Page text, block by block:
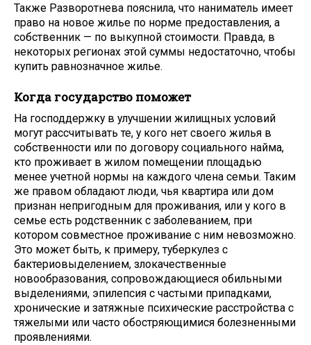
Также Разворотнева пояснила, что наниматель имеет
право на новое жилье по норме предоставления, а
собственник — по выкупной стоимости. Правда, в
некоторых регионах этой суммы недостаточно, чтобы
купить равнозначное жилье.
Когда государство поможет
На господдержку в улучшении жилищных условий
могут рассчитывать те, у кого нет своего жилья в
собственности или по договору социального найма,
кто проживает в жилом помещении площадью
менее учетной нормы на каждого члена семьи. Таким
же правом обладают люди, чья квартира или дом
признан непригодным для проживания, или у кого в
семье есть родственник с заболеванием, при
котором совместное проживание с ним невозможно.
Это может быть, к примеру, туберкулез с
бактериовыделением, злокачественные
новообразования, сопровождающиеся обильными
выделениями, эпилепсия с частыми припадками,
хронические и затяжные психические расстройства с
тяжелыми или часто обостряющимися болезненными
проявлениями.